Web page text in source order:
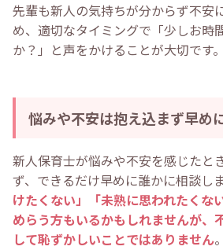
先輩も新人の気持ちが分からず不安
め、適切なタイミングで「少しお時
か？」と声をかけることが大切です。
悩みや不安は抱え込まず早め
新人保育士が悩みや不安を感じたと
ず、できるだけ早めに誰かに相談し
けたくない」「未熟に思われたくな
めらう方もいるかもしれませんが、
して恥ずかしいことではありません。